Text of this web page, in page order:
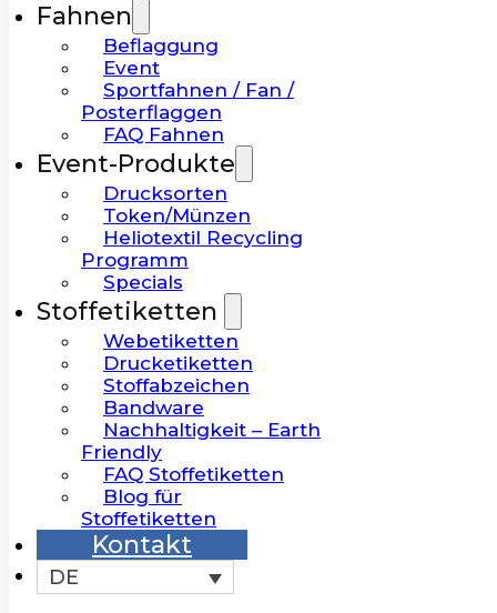
Fahnen
Beflaggung
Event
Sportfahnen / Fan /
Posterflaggen
FAQ Fahnen
Event-Produkte
Drucksorten
Token/Münzen
Heliotextil Recycling
Programm
Specials
Stoffetiketten
Webetiketten
Drucketiketten
Stoffabzeichen
Bandware
Nachhaltigkeit – Earth
Friendly
FAQ Stoffetiketten
Blog für
Stoffetiketten
Kontakt
DE